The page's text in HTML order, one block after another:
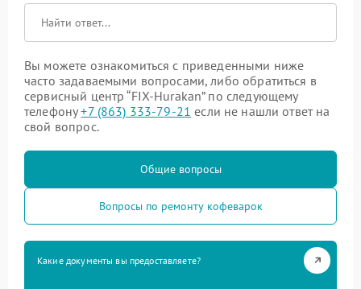
Вы можете ознакомиться с приведенными ниже
часто задаваемыми вопросами, либо обратиться в
сервисный центр “FIX-Hurakan” по следующему
телефону+7 (863) 333-79-21 если не нашли ответ на
свой вопрос.
Общие вопросы
Вопросы по ремонту кофеварок
Какие документы вы предоставляете?